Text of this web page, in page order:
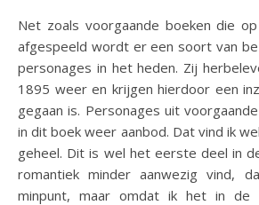
Net zoals voorgaande boeken die
afgespeeld wordt er een soort van
personages in het heden. Zij
1895 weer en krijgen hierdoor een
gegaan is. Personages uit
in dit boek weer aanbod. Dat vind ik
geheel. Dit is wel het eerste deel in
romantiek minder aanwezig vind,
minpunt, maar omdat ik het in de